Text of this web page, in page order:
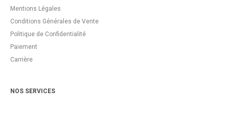
Mentions Légales
Conditions Générales de Vente
Politique de Confidentialité
Paiement
Carrière
NOS SERVICES